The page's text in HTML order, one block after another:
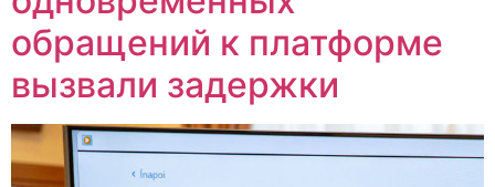
обращений к платформе
вызвали задержки